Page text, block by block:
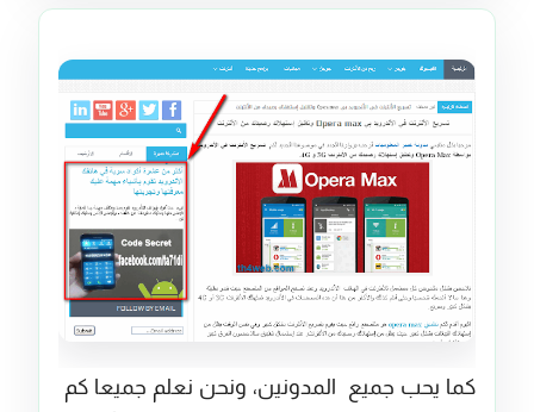
كما يحب جميع المدونين، ونحن نعلم جميعا كم